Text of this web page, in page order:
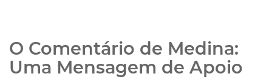
O Comentário de Medina:
Uma Mensagem de Apoio